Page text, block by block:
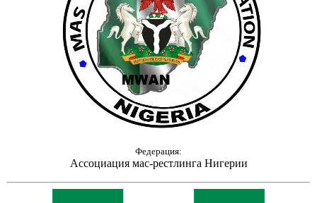
Федерация:
Ассоциация мас-рестлинга Нигерии